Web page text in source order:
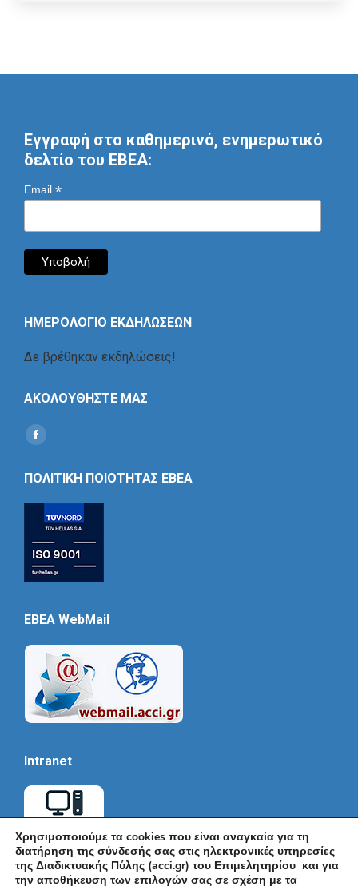
Εγγραφή στο καθημερινό, ενημερωτικό
δελτίο του ΕΒΕΑ:
Email *
ΗΜΕΡΟΛΟΓΙΟ ΕΚΔΗΛΩΣΕΩΝ
Δε βρέθηκαν εκδηλώσεις!
ΑΚΟΛΟΥΘΗΣΤΕ ΜΑΣ
Find us on:
Social
ΠΟΛΙΤΙΚΗ ΠΟΙΟΤΗΤΑΣ ΕΒΕΑ
EBEA WebMail
Intranet
Χρησιμοποιούμε τα cookies που είναι αναγκαία για τη
διατήρηση της σύνδεσής σας στις ηλεκτρονικές υπηρεσίες
της Διαδικτυακής Πύλης (acci.gr) του Επιμελητηρίου και για
την αποθήκευση των επιλογών σας σε σχέση με τα